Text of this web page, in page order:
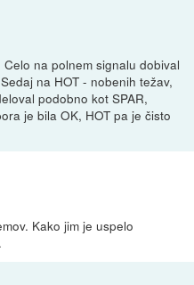
na polnem signalu dobival
na HOT - nobenih težav,
podobno kot SPAR,
je bila OK, HOT pa je čisto
Kako jim je uspelo